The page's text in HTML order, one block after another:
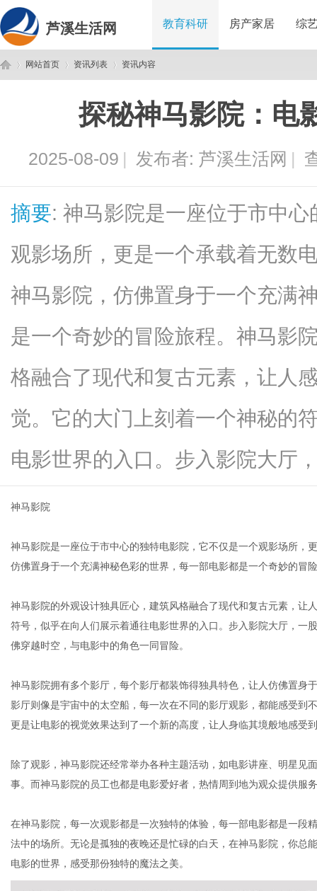
芦溪生活网 教育科研 房产家居 综
网站首页 资讯列表
›
资讯内容
探秘神马影院：电
2025-08-09 | 发布者: 芦溪生活网 |
摘要: 神马影院是一座位于市中
观影场所，更是一个承载着无数
神马影院，仿佛置身于一个充满
是一个奇妙的冒险旅程。神马影
格融合了现代和复古元素，让人
觉。它的大门上刻着一个神秘的
电影世界的入口。步入影院大厅
神马影院
神马影院是一座位于市中心的独特电影院，它不仅是一个观影场所，
仿佛置身于一个充满神秘色彩的世界，每一部电影都是一个奇妙的冒
神马影院的外观设计独具匠心，建筑风格融合了现代和复古元素，让
符号，似乎在向人们展示着通往电影世界的入口。步入影院大厅，一
佛穿越时空，与电影中的角色一同冒险。
神马影院拥有多个影厅，每个影厅都装饰得独具特色，让人仿佛置身
影厅则像是宇宙中的太空船，每一次在不同的影厅观影，都能感受到
更是让电影的视觉效果达到了一个新的高度，让人身临其境般地感受
除了观影，神马影院还经常举办各种主题活动，如电影讲座、明星见
事。而神马影院的员工也都是电影爱好者，热情周到地为观众提供服
在神马影院，每一次观影都是一次独特的体验，每一部电影都是一段
法中的场所。无论是孤独的夜晚还是忙碌的白天，在神马影院，你总
电影的世界，感受那份独特的魔法之美。